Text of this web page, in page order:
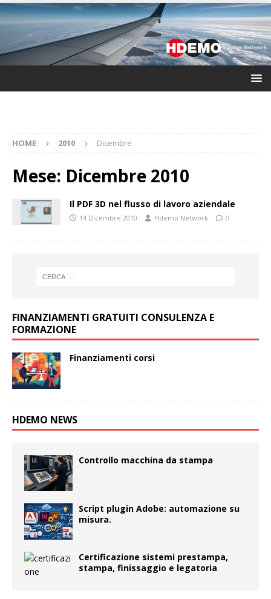
HOME 2010 Dicembre
Mese: Dicembre 2010
Il PDF 3D nel flusso di lavoro aziendale
14 Dicembre 2010 Hdemo Network 0
FINANZIAMENTI GRATUITI CONSULENZA E
FORMAZIONE
Finanziamenti corsi
HDEMO NEWS
Controllo macchina da stampa
Script plugin Adobe: automazione su
misura.
Certificazione sistemi prestampa,
stampa, finissaggio e legatoria